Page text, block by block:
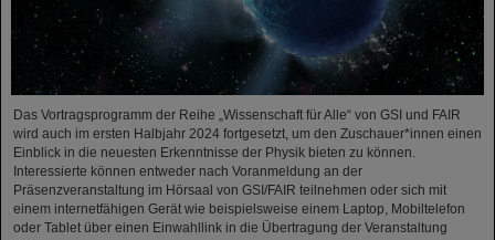
Das Vortragsprogramm der Reihe „Wissenschaft für Alle“ von GSI und FAIR
wird auch im ersten Halbjahr 2024 fortgesetzt, um den Zuschauer*innen einen
Einblick in die neuesten Erkenntnisse der Physik bieten zu können.
Interessierte können entweder nach Voranmeldung an der
Präsenzveranstaltung im Hörsaal von GSI/FAIR teilnehmen oder sich mit
einem internetfähigen Gerät wie beispielsweise einem Laptop, Mobiltelefon
oder Tablet über einen Einwahllink in die Übertragung der Veranstaltung